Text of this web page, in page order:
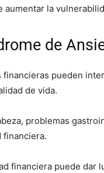
aumentar la
de
financieras pueden
de vida.
problemas
financiera.
financiera puede dar